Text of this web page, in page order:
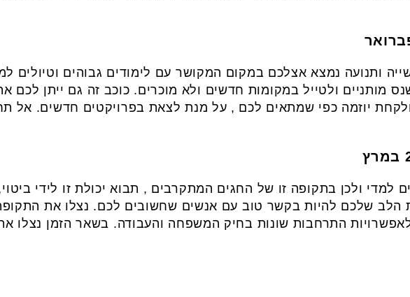
ותנועה נמצא אצלכם במקום המקושר עם לימודים גבוהים וטיולים
מותניים ולטייל במקומות חדשים ולא מוכרים. כוכב זה גם ייתן לכם
ולקחת יוזמה כפי שמתאים לכם , על מנת לצאת בפרויקטים חדשים. אל
ולכן בתקופה זו של החגים המתקרבים , תבוא יכולת זו לידי ביטוי,
הלב שלכם להיות בקשר טוב עם אנשים שחשובים לכם. נצלו את
התרחבות שונות בחיק המשפחה והעבודה. בשאר הזמן נצלו